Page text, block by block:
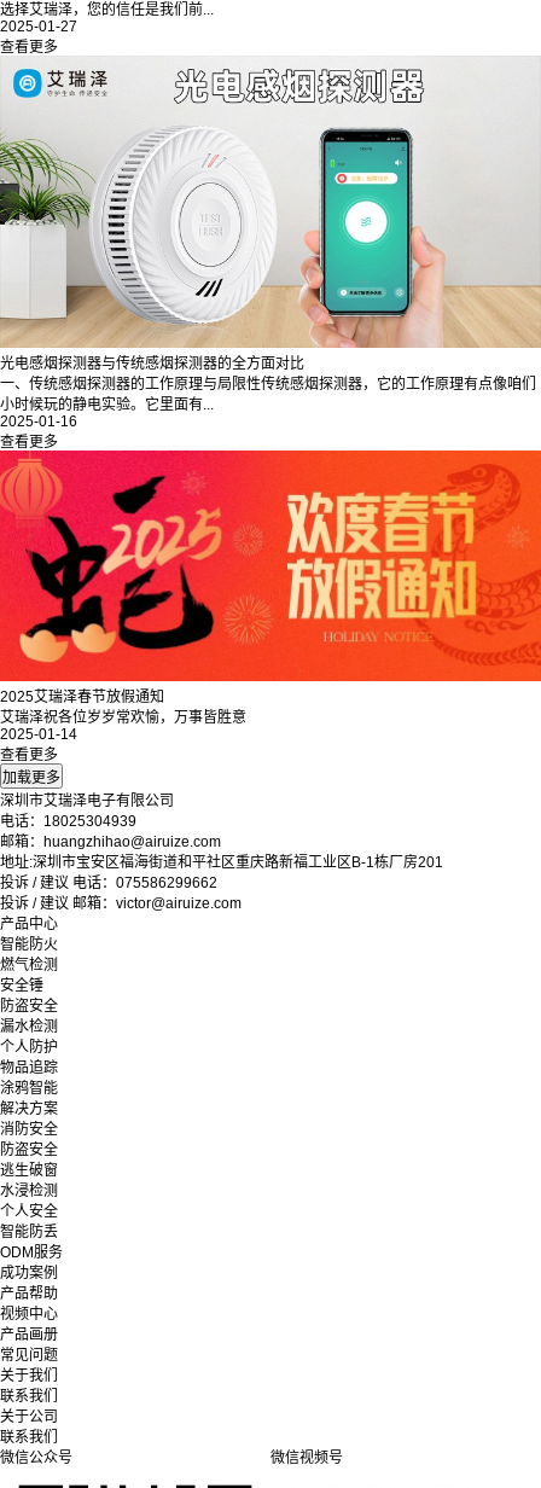
选择艾瑞泽，您的信任是我们前...
2025-01-27
查看更多
光电感烟探测器与传统感烟探测器的全方面对比
一、传统感烟探测器的工作原理与局限性传统感烟探测器，它的工作原理有点像咱们
小时候玩的静电实验。它里面有...
2025-01-16
查看更多
2025艾瑞泽春节放假通知
艾瑞泽祝各位岁岁常欢愉，万事皆胜意
2025-01-14
查看更多
深圳市艾瑞泽电子有限公司
电话：18025304939
邮箱：huangzhihao@airuize.com
地址:深圳市宝安区福海街道和平社区重庆路新福工业区B-1栋厂房201
投诉 / 建议 电话：075586299662
投诉 / 建议 邮箱：victor@airuize.com
产品中心
智能防火
燃气检测
安全锤
防盗安全
漏水检测
个人防护
物品追踪
涂鸦智能
解决方案
消防安全
防盗安全
逃生破窗
水浸检测
个人安全
智能防丢
ODM服务
成功案例
产品帮助
视频中心
产品画册
常见问题
关于我们
联系我们
关于公司
联系我们
微信公众号
微信视频号